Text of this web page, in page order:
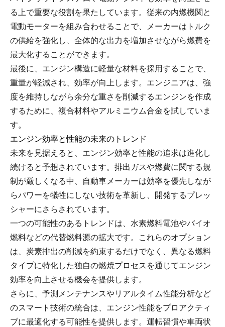
る上で重要な役割を果たしています。従来の内燃機関と
電動モーターを組み合わせることで、メーカーはトルク
の供給を強化し、全体的な出力を増加させながら燃費を
最大化することができます。
最後に、エンジン構造に軽量な材料を採用することで、
重量が軽減され、効率が向上します。エンジニアは、強
度を維持しながら余分な重さを削減するエンジンを作成
するために、複合材料やアルミニウム合金を試していま
す。
エンジン効率と性能の未来のトレンド
未来を見据えると、エンジン効率と性能の追求は進化し
続けると予想されています。排出ガスや燃費に関する規
制が厳しくなる中、自動車メーカーは効率を優先しなが
らパワーを犠牲にしない技術を革新し、開発するプレッ
シャーにさらされています。
一つの可能性のあるトレンドは、水素燃料電池やバイオ
燃料などの代替燃料源の拡大です。これらのオプション
は、炭素排出の削減を約束するだけでなく、異なる燃料
タイプに特化した独自の燃焼プロセスを通じてエンジン
効率を向上させる機会を提供します。
さらに、予測メンテナンスやリアルタイム性能分析など
のスマート技術の統合は、エンジン性能をプロアクティ
ブに最適化する可能性を提供します。運転習慣や車両状